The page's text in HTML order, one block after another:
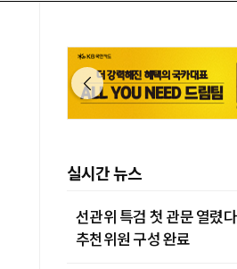
실시간 뉴스
선관위 특검 첫 관문 열렸
추천위원 구성 완료